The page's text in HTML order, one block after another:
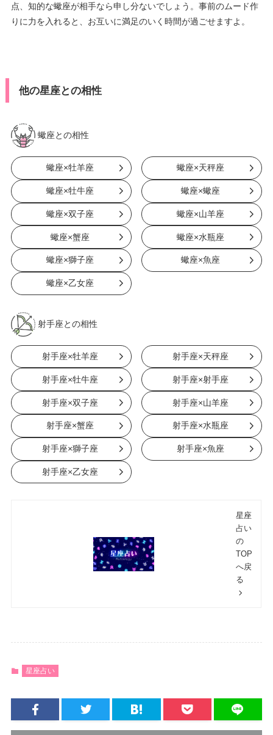
点、知的な蠍座が相手なら申し分ないでしょう。事前のムード作
りに力を入れると、お互いに満足のいく時間が過ごせますよ。
他の星座との相性
蠍座との相性
蠍座×牡羊座
蠍座×牡牛座
蠍座×双子座
蠍座×蟹座
蠍座×獅子座
蠍座×乙女座
蠍座×天秤座
蠍座×蠍座
蠍座×山羊座
蠍座×水瓶座
蠍座×魚座
射手座との相性
射手座×牡羊座
射手座×牡牛座
射手座×双子座
射手座×蟹座
射手座×獅子座
射手座×乙女座
射手座×天秤座
射手座×射手座
射手座×山羊座
射手座×水瓶座
射手座×魚座
星座
占い
の
TOP
へ戻
る
星座占い